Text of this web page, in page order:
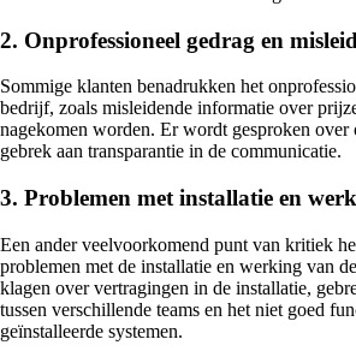
2. Onprofessioneel gedrag en
Sommige klanten benadrukken het
bedrijf, zoals misleidende informatie over
nagekomen worden. Er wordt gesproken over
gebrek aan transparantie in de communicatie.
3. Problemen met installatie en
Een ander veelvoorkomend punt van kritiek
problemen met de installatie en werking van
klagen over vertragingen in de installatie,
tussen verschillende teams en het niet goed
geïnstalleerde systemen.